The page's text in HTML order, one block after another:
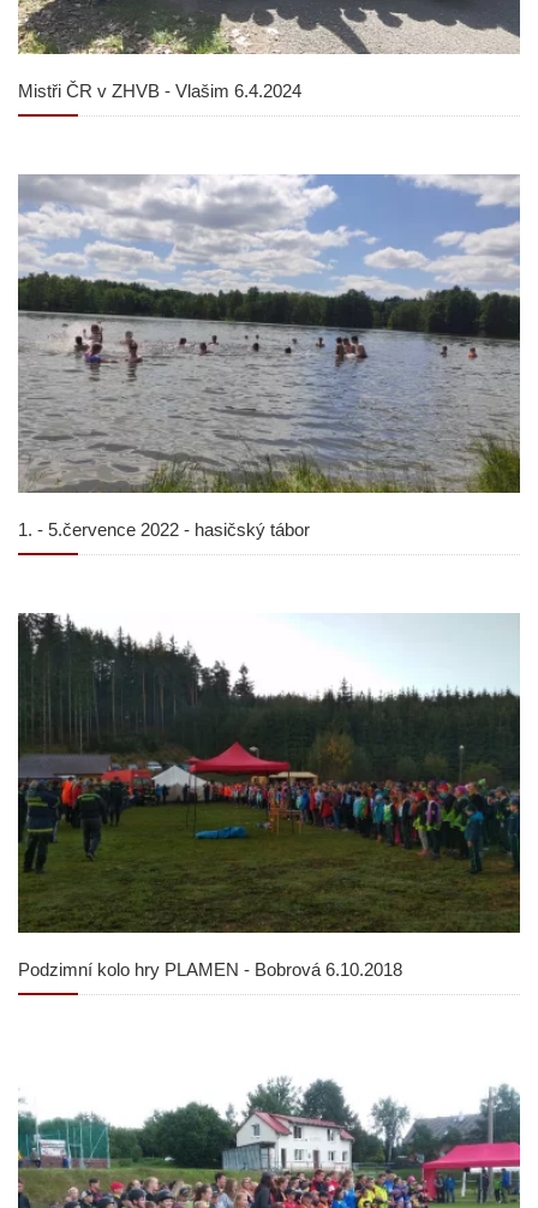
Mistři ČR v ZHVB - Vlašim 6.4.2024
1. - 5.července 2022 - hasičský tábor
Podzimní kolo hry PLAMEN - Bobrová 6.10.2018